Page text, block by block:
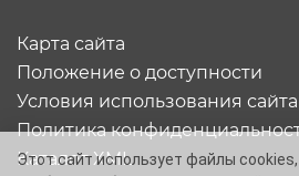
Карта сайта
Положение о доступности
Условия использования сайта
Политика
Каталог XML
Этот сайт использует файлы